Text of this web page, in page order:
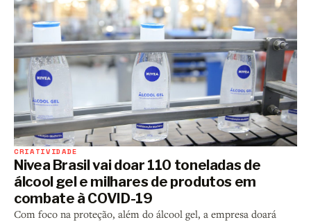
CRIATIVIDADE
Nivea Brasil vai doar 110 toneladas de
álcool gel e milhares de produtos em
combate à COVID-19
Com foco na proteção, além do álcool gel, a empresa doará